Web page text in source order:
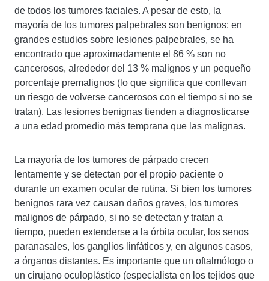
de todos los tumores faciales. A pesar de esto, la
mayoría de los tumores palpebrales son benignos: en
grandes estudios sobre lesiones palpebrales, se ha
encontrado que aproximadamente el 86 % son no
cancerosos, alrededor del 13 % malignos y un pequeño
porcentaje premalignos (lo que significa que conllevan
un riesgo de volverse cancerosos con el tiempo si no se
tratan). Las lesiones benignas tienden a diagnosticarse
a una edad promedio más temprana que las malignas.
La mayoría de los tumores de párpado crecen
lentamente y se detectan por el propio paciente o
durante un examen ocular de rutina. Si bien los tumores
benignos rara vez causan daños graves, los tumores
malignos de párpado, si no se detectan y tratan a
tiempo, pueden extenderse a la órbita ocular, los senos
paranasales, los ganglios linfáticos y, en algunos casos,
a órganos distantes. Es importante que un oftalmólogo o
un cirujano oculoplástico (especialista en los tejidos que